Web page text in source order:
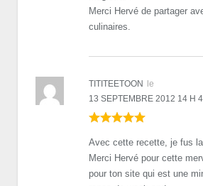
Merci Hervé de partager
culinaires.
TITITEETOON le
13 SEPTEMBRE 2012 14 H
Avec cette recette, je fus la
Merci Hervé pour cette
pour ton site qui est une